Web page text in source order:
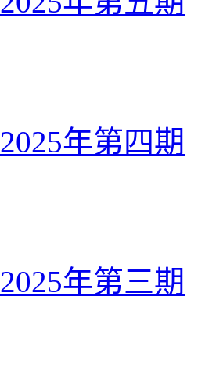
2025年第四期
2025年第三期